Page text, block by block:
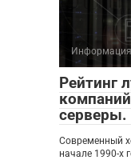
Информация
Рейтинг
серверы.
Современный
начале 1990-х